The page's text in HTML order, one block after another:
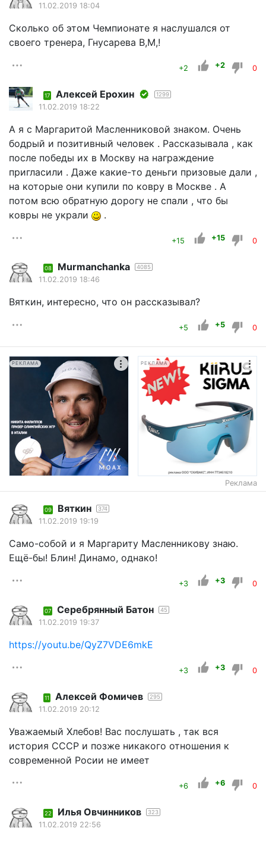
11.02.2019 18:04
Сколько об этом Чемпионате я наслушался от
своего тренера, Гнусарева В,М,!
+2 +2 0
17 Алексей Ерохин 1299
11.02.2019 18:22
А я с Маргаритой Масленниковой знаком. Очень
бодрый и позитивный человек . Рассказывала , как
после победы их в Москву на награждение
пригласили . Даже какие-то деньги призовые дали ,
на которые они купили по ковру в Москве . А
потом всю обратную дорогу не спали , что бы
ковры не украли
.
+15 +15 0
08 Murmanchanka 4085
11.02.2019 18:46
Вяткин, интересно, что он рассказывал?
+5 +5 0
РЕКЛАМА РЕКЛАМА
Реклама
09 Вяткин 374
11.02.2019 19:19
Само-собой и я Маргариту Масленникову знаю.
Ещё-бы! Блин! Динамо, однако!
+3 +3 0
07 Серебрянный Батон 45
11.02.2019 19:37
https://youtu.be/QyZ7VDE6mkE
+3 +3 0
11 Алексей Фомичев 295
11.02.2019 20:12
Уважаемый Хлебов! Вас послушать , так вся
история СССР и позже никакого отношения к
современной Росии не имеет
+6 +6 0
22 Илья Овчинников 323
11.02.2019 22:56